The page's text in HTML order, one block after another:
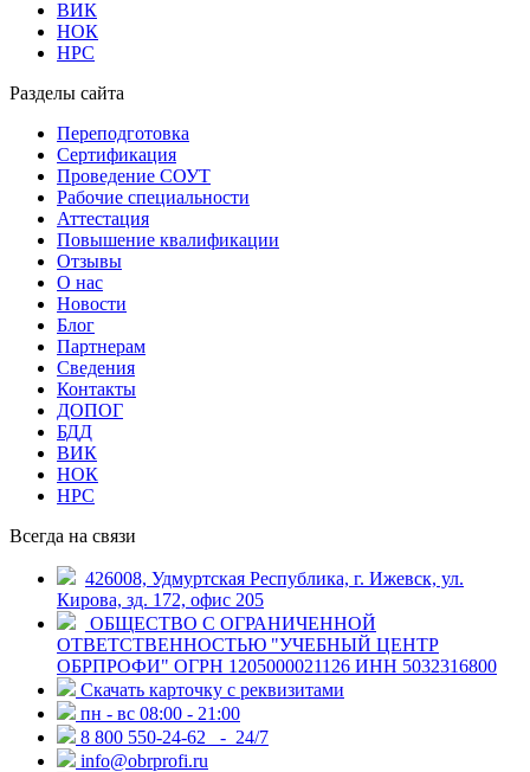
ВИК
НОК
НРС
Разделы сайта
Переподготовка
Сертификация
Проведение СОУТ
Рабочие специальности
Аттестация
Повышение квалификации
Отзывы
О нас
Новости
Блог
Партнерам
Сведения
Контакты
ДОПОГ
БДД
ВИК
НОК
НРС
Всегда на связи
426008, Удмуртская Республика, г. Ижевск, ул.
Кирова, зд. 172, офис 205
ОБЩЕСТВО С ОГРАНИЧЕННОЙ
ОТВЕТСТВЕННОСТЬЮ "УЧЕБНЫЙ ЦЕНТР
ОБРПРОФИ" ОГРН 1205000021126 ИНН 5032316800
Скачать карточку с реквизитами
пн - вс 08:00 - 21:00
8 800 550-24-62
- 24/7
info@obrprofi.ru